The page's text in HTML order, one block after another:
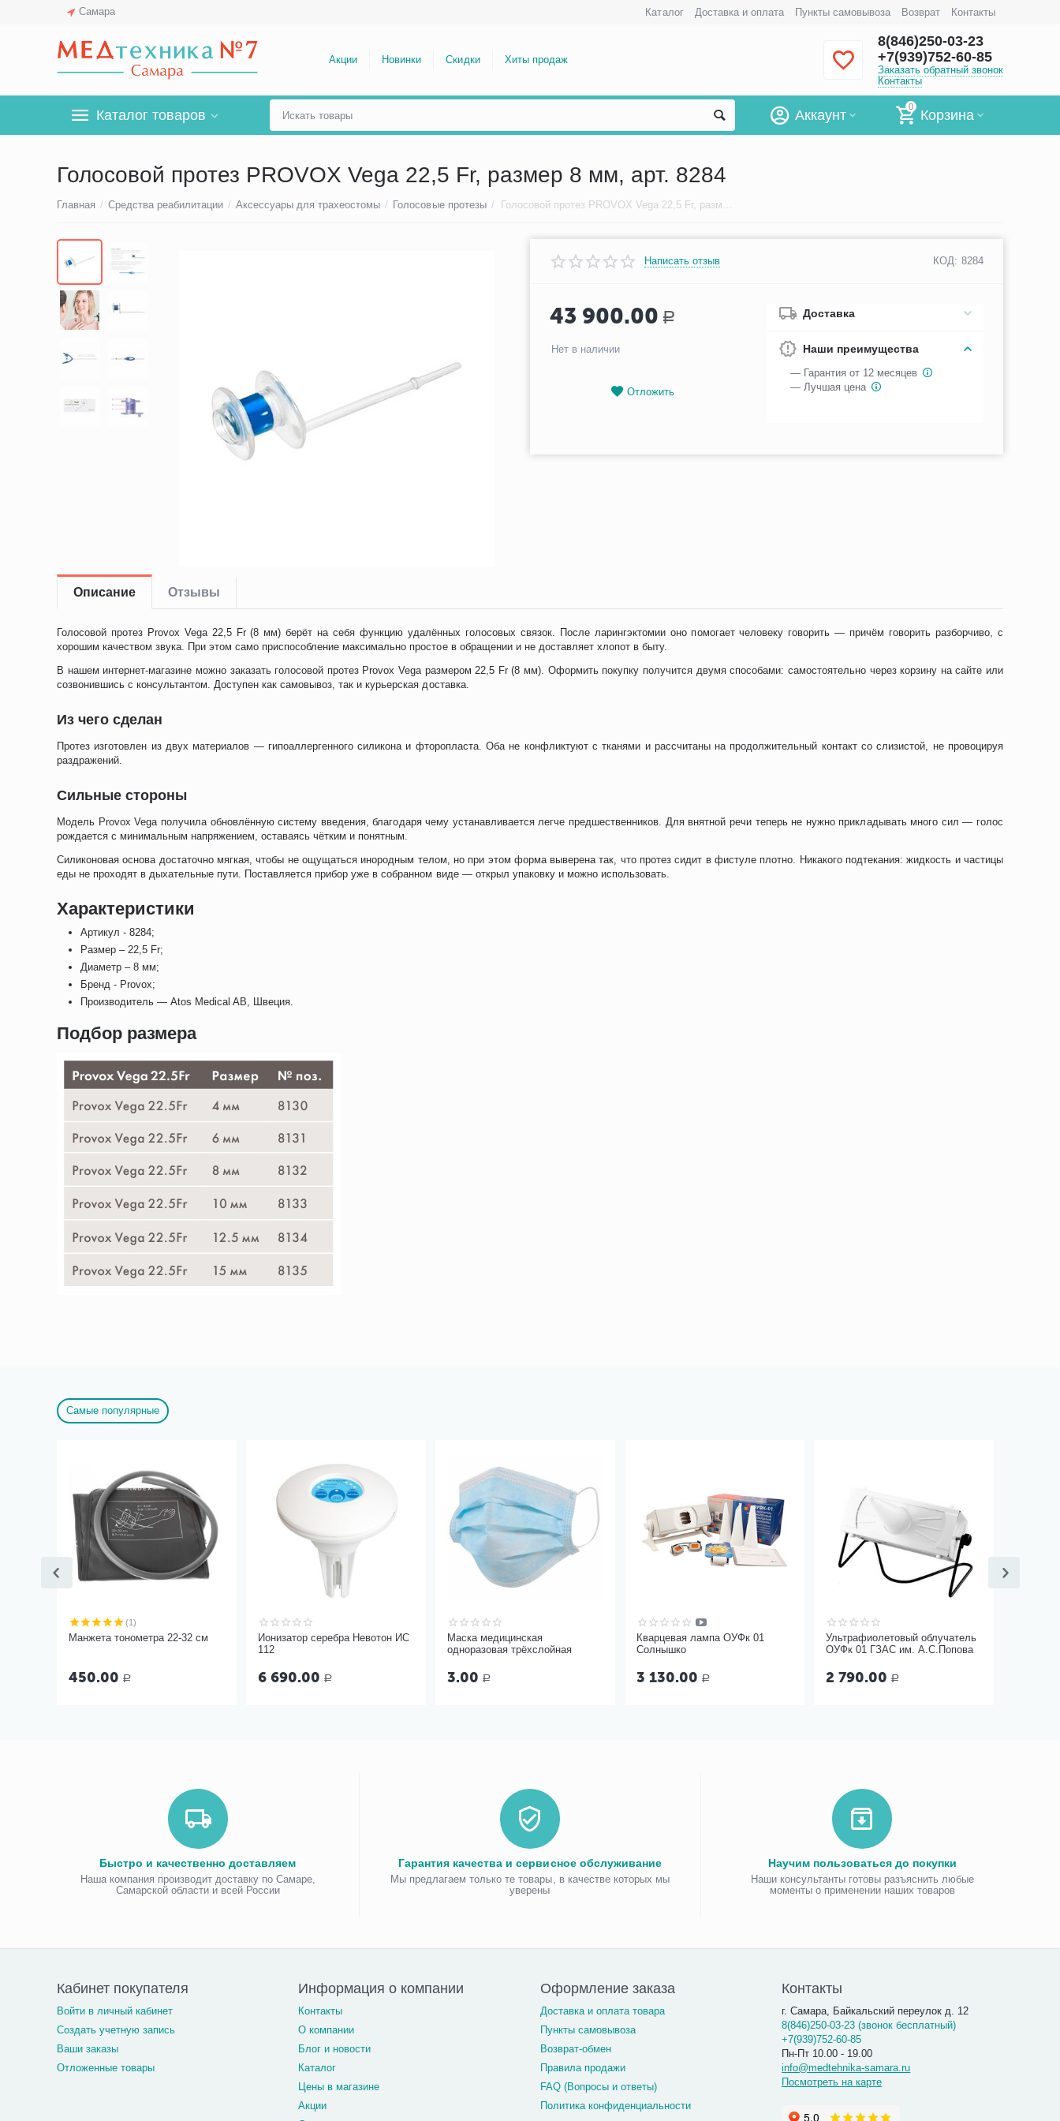
Самара Каталог Доставка и оплата Пункты самовывоза Возврат Контакты
Акции Новинки Скидки Хиты продаж
8(846)250-03-23
+7(939)752-60-85
Заказать обратный звонок
Контакты
Каталог товаров
0
Корзина
Аккаунт
Голосовой протез PROVOX Vega 22,5 Fr, размер 8 мм, арт. 8284
Главная / Средства реабилитации / Аксессуары для трахеостомы / Голосовые протезы / Голосовой протез PROVOX Vega 22,5 Fr, размер 8 мм, арт. 8284
Написать отзыв КОД: 8284
43 900.00 Р
Нет в наличии
Отложить
Доставка
Наши преимущества
— Гарантия от 12 месяцев
— Лучшая цена
Описание Отзывы
Голосовой протез Provox Vega 22,5 Fr (8 мм) берёт на себя функцию удалённых голосовых связок. После ларингэктомии оно помогает человеку говорить — причём говорить разборчиво, с
хорошим качеством звука. При этом само приспособление максимально простое в обращении и не доставляет хлопот в быту.
В нашем интернет-магазине можно заказать голосовой протез Provox Vega размером 22,5 Fr (8 мм). Оформить покупку получится двумя способами: самостоятельно через корзину на сайте или
созвонившись с консультантом. Доступен как самовывоз, так и курьерская доставка.
Из чего сделан
Протез изготовлен из двух материалов — гипоаллергенного силикона и фторопласта. Оба не конфликтуют с тканями и рассчитаны на продолжительный контакт со слизистой, не провоцируя
раздражений.
Сильные стороны
Модель Provox Vega получила обновлённую систему введения, благодаря чему устанавливается легче предшественников. Для внятной речи теперь не нужно прикладывать много сил — голос
рождается с минимальным напряжением, оставаясь чётким и понятным.
Силиконовая основа достаточно мягкая, чтобы не ощущаться инородным телом, но при этом форма выверена так, что протез сидит в фистуле плотно. Никакого подтекания: жидкость и частицы
еды не проходят в дыхательные пути. Поставляется прибор уже в собранном виде — открыл упаковку и можно использовать.
Характеристики
Артикул - 8284;
Размер – 22,5 Fr;
Диаметр – 8 мм;
Бренд - Provox;
Производитель — Atos Medical AB, Швеция.
Подбор размера
Самые популярные
(1)
Манжета тонометра 22-32 см
450.00 Р
Ионизатор серебра Невотон ИС
112
6 690.00 Р
Маска медицинская
одноразовая трёхслойная
3.00 Р
Кварцевая лампа ОУФк 01
Солнышко
3 130.00 Р
Ультрафиолетовый облучатель
ОУФк 01 ГЗАС им. А.С.Попова
2 790.00 Р
Быстро и качественно доставляем
Наша компания производит доставку по Самаре,
Самарской области и всей России
Гарантия качества и сервисное обслуживание
Мы предлагаем только те товары, в качестве которых мы
уверены
Научим пользоваться до покупки
Наши консультанты готовы разъяснить любые
моменты о применении наших товаров
Кабинет покупателя
Войти в личный кабинет
Создать учетную запись
Ваши заказы
Отложенные товары
Информация о компании
Контакты
О компании
Блог и новости
Каталог
Цены в магазине
Акции
Оформление заказа
Доставка и оплата товара
Пункты самовывоза
Возврат-обмен
Правила продажи
FAQ (Вопросы и ответы)
Политика конфиденциальности
Контакты
г. Самара, Байкальский переулок д. 12
8(846)250-03-23 (звонок бесплатный)
+7(939)752-60-85
Пн-Пт 10.00 - 19.00
info@medtehnika-samara.ru
Посмотреть на карте